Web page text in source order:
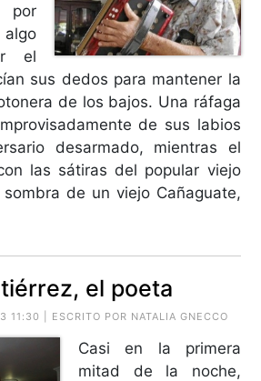
por
el
sus dedos para mantener la
de los bajos. Una ráfaga
de sus labios
desarmado, mientras el
las sátiras del popular viejo
de un viejo Cañaguate,
el poeta
11:30 | ESCRITO POR NATALIA GNECCO
Casi en la primera
mitad de la noche,